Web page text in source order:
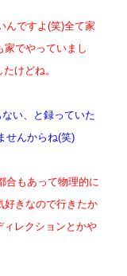
んですよ(笑)全て家
家でやっていまし
けどね。
い、と録っていた
せんからね(笑)
合もあって物理的に
好きなので行きたか
ィレクションとかや